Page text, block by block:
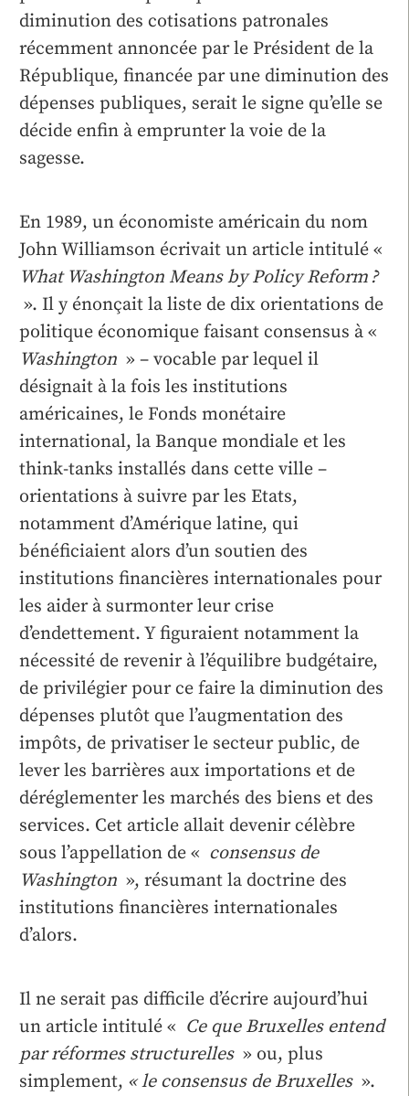
diminution des cotisations patronales
récemment annoncée par le Président de la
République, financée par une diminution des
dépenses publiques, serait le signe qu’elle se
décide enfin à emprunter la voie de la
sagesse.
En 1989, un économiste américain du nom
John Williamson écrivait un article intitulé «
What Washington Means by Policy Reform ?
». Il y énonçait la liste de dix orientations de
politique économique faisant consensus à «
Washington » – vocable par lequel il
désignait à la fois les institutions
américaines, le Fonds monétaire
international, la Banque mondiale et les
think-tanks installés dans cette ville –
orientations à suivre par les Etats,
notamment d’Amérique latine, qui
bénéficiaient alors d’un soutien des
institutions financières internationales pour
les aider à surmonter leur crise
d’endettement. Y figuraient notamment la
nécessité de revenir à l’équilibre budgétaire,
de privilégier pour ce faire la diminution des
dépenses plutôt que l’augmentation des
impôts, de privatiser le secteur public, de
lever les barrières aux importations et de
déréglementer les marchés des biens et des
services. Cet article allait devenir célèbre
sous l’appellation de « consensus de
Washington », résumant la doctrine des
institutions financières internationales
d’alors.
Il ne serait pas difficile d’écrire aujourd’hui
un article intitulé « Ce que Bruxelles entend
par réformes structurelles» ou, plus
simplement, « le consensus de Bruxelles».